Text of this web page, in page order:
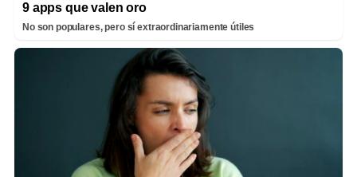
9 apps que valen oro
No son populares, pero sí extraordinariamente útiles